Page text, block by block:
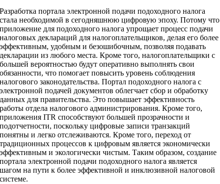
Разработка портала электронной подачи подоходного налога
стала необходимой в сегодняшнюю цифровую эпоху. Потому что
приложение для подоходного налога упрощает процесс подачи
налоговых деклараций для налогоплательщиков, делая его более
эффективным, удобным и безошибочным, позволяя подавать
декларации из любого места. Кроме того, налогоплательщики с
большей вероятностью будут оперативно выполнять свои
обязанности, что помогает повысить уровень соблюдения
налогового законодательства. Портал подоходного налога с
электронной подачей документов облегчает сбор и обработку
данных для правительства. Это повышает эффективность
работы отдела налогового администрирования. Кроме того,
приложения ITR способствуют большей прозрачности и
подотчетности, поскольку цифровые записи транзакций
понятны и легко отслеживаются. Кроме того, переход от
традиционных процессов к цифровым является экономически
эффективным и экологически чистым. Таким образом, создание
портала электронной подачи подоходного налога является
шагом на пути к более эффективной и инклюзивной налоговой
системе.